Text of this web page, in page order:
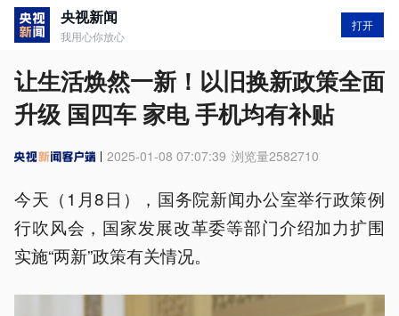
央视新闻
我用心你放心
打开
让生活焕然一新！以旧换新政策全面
升级 国四车 家电 手机均有补贴
2025-01-08 07:07:39 浏览量2582710
今天（1月8日），国务院新闻办公室举行政策例
行吹风会，国家发展改革委等部门介绍加力扩围
实施“两新”政策有关情况。